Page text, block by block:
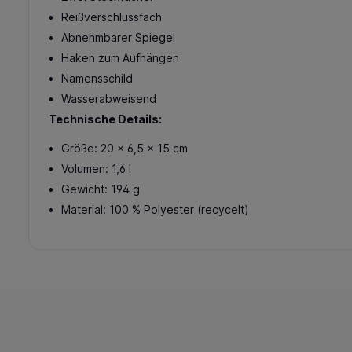
Reißverschlussfach
Abnehmbarer Spiegel
Haken zum Aufhängen
Namensschild
Wasserabweisend
Technische Details:
Größe: 20 x 6,5 x 15 cm
Volumen: 1,6 l
Gewicht: 194 g
Material: 100 % Polyester (recycelt)